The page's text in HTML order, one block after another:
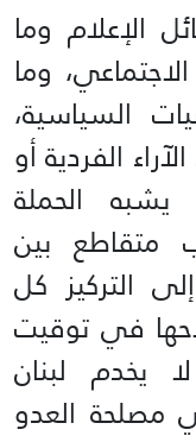
الإعلام وما
وما
السياسية،
الفردية أو
يشبه الحملة
متقاطع بين
التركيز كل
في توقيت
يخدم لبنان
العدو